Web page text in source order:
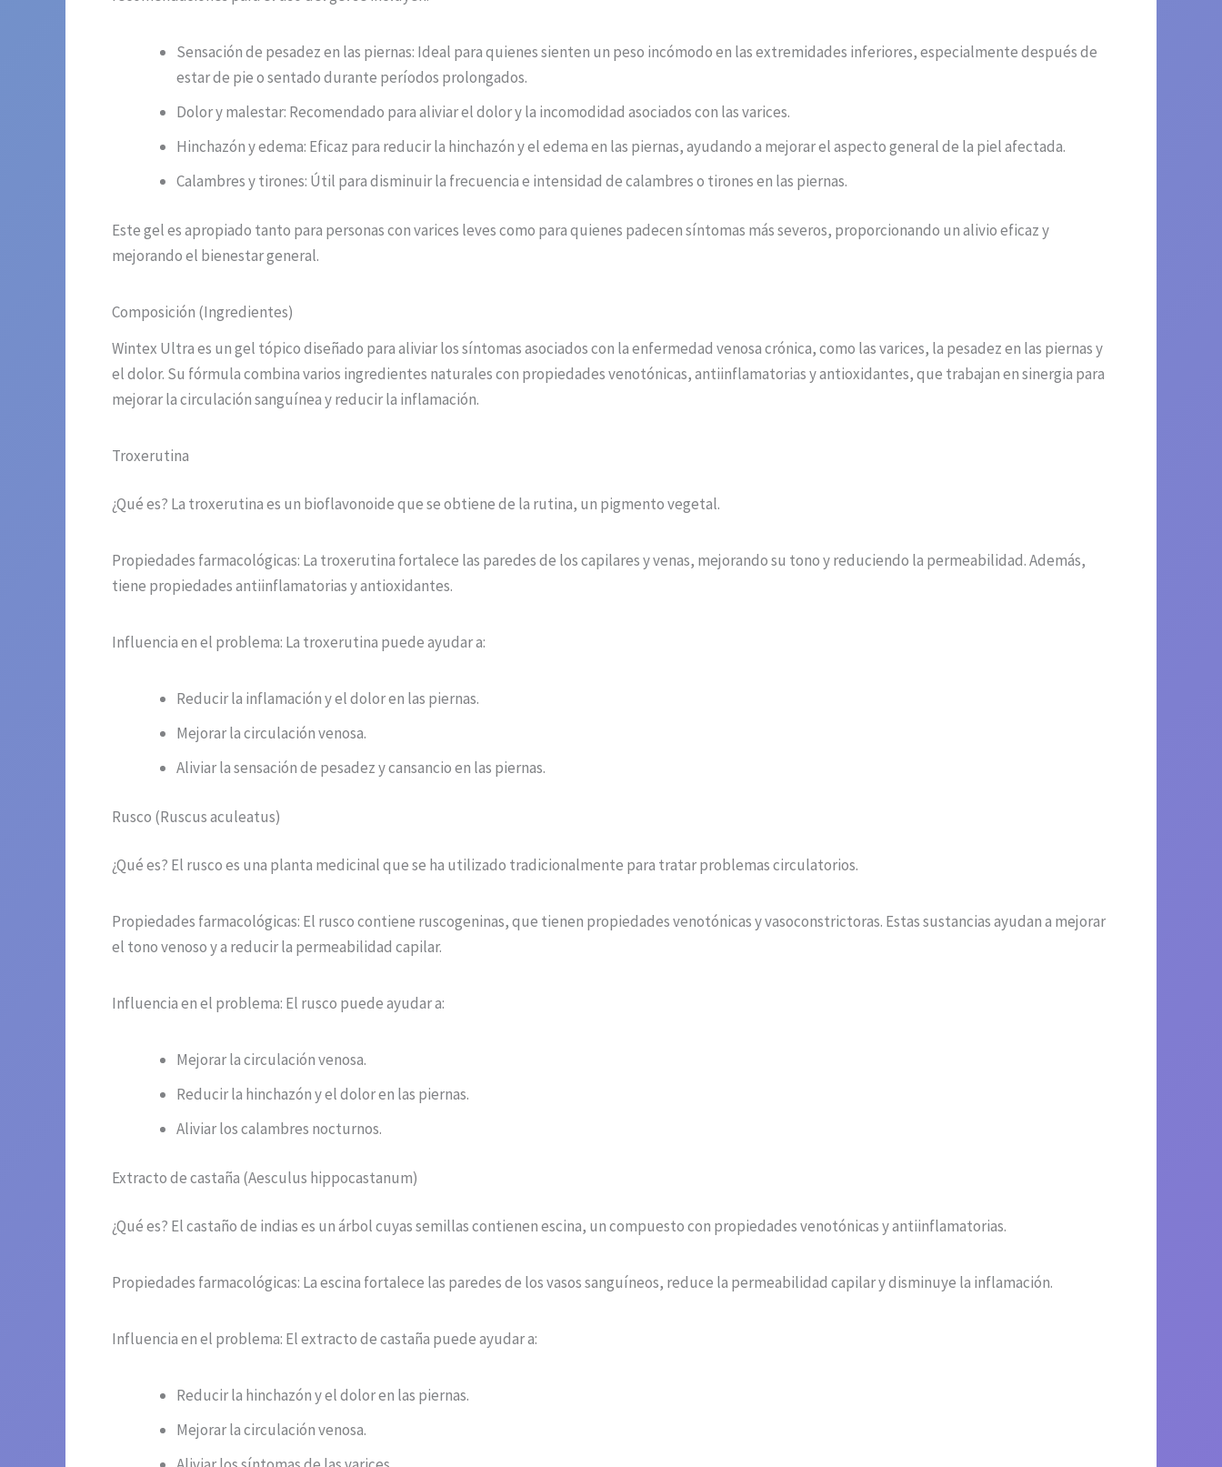
Sensación de pesadez en las piernas: Ideal para quienes sienten un peso incómodo en las extremidades inferiores, especialmente después de
estar de pie o sentado durante períodos prolongados.
Dolor y malestar: Recomendado para aliviar el dolor y la incomodidad asociados con las varices.
Hinchazón y edema: Eficaz para reducir la hinchazón y el edema en las piernas, ayudando a mejorar el aspecto general de la piel afectada.
Calambres y tirones: Útil para disminuir la frecuencia e intensidad de calambres o tirones en las piernas.
Este gel es apropiado tanto para personas con varices leves como para quienes padecen síntomas más severos, proporcionando un alivio eficaz y
mejorando el bienestar general.
Composición (Ingredientes)
Wintex Ultra es un gel tópico diseñado para aliviar los síntomas asociados con la enfermedad venosa crónica, como las varices, la pesadez en las piernas y
el dolor. Su fórmula combina varios ingredientes naturales con propiedades venotónicas, antiinflamatorias y antioxidantes, que trabajan en sinergia para
mejorar la circulación sanguínea y reducir la inflamación.
Troxerutina
¿Qué es? La troxerutina es un bioflavonoide que se obtiene de la rutina, un pigmento vegetal.
Propiedades farmacológicas: La troxerutina fortalece las paredes de los capilares y venas, mejorando su tono y reduciendo la permeabilidad. Además,
tiene propiedades antiinflamatorias y antioxidantes.
Influencia en el problema: La troxerutina puede ayudar a:
Reducir la inflamación y el dolor en las piernas.
Mejorar la circulación venosa.
Aliviar la sensación de pesadez y cansancio en las piernas.
Rusco (Ruscus aculeatus)
¿Qué es? El rusco es una planta medicinal que se ha utilizado tradicionalmente para tratar problemas circulatorios.
Propiedades farmacológicas: El rusco contiene ruscogeninas, que tienen propiedades venotónicas y vasoconstrictoras. Estas sustancias ayudan a mejorar
el tono venoso y a reducir la permeabilidad capilar.
Influencia en el problema: El rusco puede ayudar a:
Mejorar la circulación venosa.
Reducir la hinchazón y el dolor en las piernas.
Aliviar los calambres nocturnos.
Extracto de castaña (Aesculus hippocastanum)
¿Qué es? El castaño de indias es un árbol cuyas semillas contienen escina, un compuesto con propiedades venotónicas y antiinflamatorias.
Propiedades farmacológicas: La escina fortalece las paredes de los vasos sanguíneos, reduce la permeabilidad capilar y disminuye la inflamación.
Influencia en el problema: El extracto de castaña puede ayudar a:
Reducir la hinchazón y el dolor en las piernas.
Mejorar la circulación venosa.